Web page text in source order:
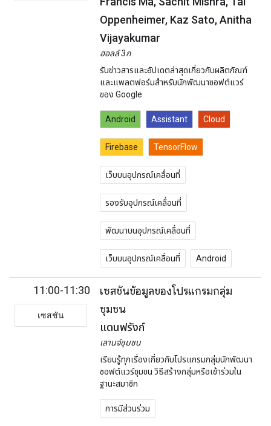
Oppenheimer, Kaz Sato, Anitha
Vijayakumar
ฮอลล์ 3ก
รับข่าวสารและอัปเดตล่าสุดเกี่ยวกับผลิตภัณฑ์
และแพลตฟอร์มสำหรับนักพัฒนาซอฟต์แวร์
ของ Google
Android Assistant Cloud
Firebase TensorFlow
เว็บบนอุปกรณ์เคลื่อนที่
รองรับอุปกรณ์เคลื่อนที่
พัฒนาบนอุปกรณ์เคลื่อนที่
เว็บบนอุปกรณ์เคลื่อนที่ Android
11:00-11:30
เซสชัน
เซสชันข้อมูลของโปรแกรมกลุ่ม
ชุมชน
แดนฟรังก์
เลานจ์ชุมชน
เรียนรู้ทุกเรื่องเกี่ยวกับโปรแกรมกลุ่มนักพัฒนา
ซอฟต์แวร์ชุมชน วิธีสร้างกลุ่มหรือเข้าร่วมใน
ฐานะสมาชิก
การมีส่วนร่วม